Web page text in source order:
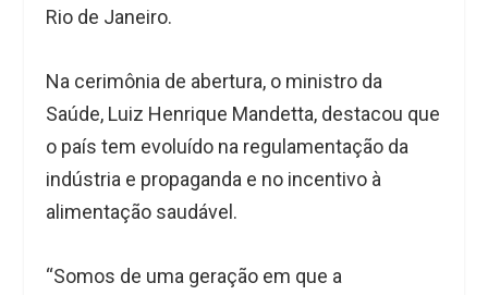
Rio de Janeiro.
Na cerimônia de abertura, o ministro da
Saúde, Luiz Henrique Mandetta, destacou que
o país tem evoluído na regulamentação da
indústria e propaganda e no incentivo à
alimentação saudável.
“Somos de uma geração em que a